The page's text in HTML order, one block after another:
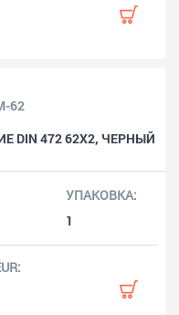
62
DIN 472 62X2, ЧЕРНЫЙ
1